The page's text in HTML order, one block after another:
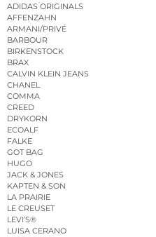
ADIDAS ORIGINALS
AFFENZAHN
ARMANI/PRIVÉ
BARBOUR
BIRKENSTOCK
BRAX
CALVIN KLEIN JEANS
CHANEL
COMMA
CREED
DRYKORN
ECOALF
FALKE
GOT BAG
HUGO
JACK & JONES
KAPTEN & SON
LA PRAIRIE
LE CREUSET
LEVI’S®
LUISA CERANO